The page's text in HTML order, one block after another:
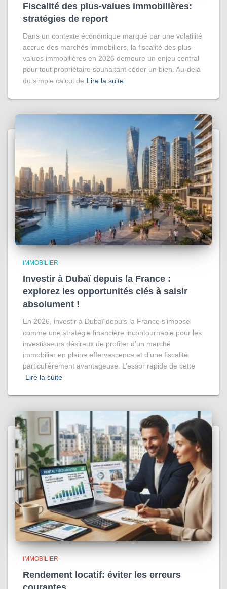
Fiscalité des plus-values immobilières:
stratégies de report
Dans un contexte économique marqué par une volatilité
accrue des marchés immobiliers, la fiscalité des plus-
values immobilières en 2026 demeure un enjeu central
pour tout propriétaire souhaitant céder un bien. Au-delà
du simple calcul de Lire la suite
IMMOBILIER
Investir à Dubaï depuis la France :
explorez les opportunités clés à saisir
absolument !
En 2026, investir à Dubaï depuis la France s’impose
comme une stratégie financière incontournable pour les
investisseurs désireux de profiter d’un marché
immobilier en pleine effervescence et d’une fiscalité
particulièrement avantageuse. L’essor rapide de cette
Lire la suite
IMMOBILIER
Rendement locatif: éviter les erreurs